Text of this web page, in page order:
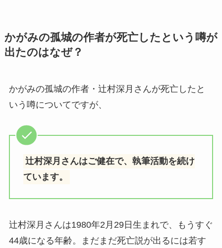
かがみの孤城の作者が死亡したという噂が
出たのはなぜ？
かがみの孤城の作者・辻村深月さんが死亡したと
いう噂についてですが、
辻村深月さんはご健在で、執筆活動を続け
ています。
辻村深月さんは1980年2月29日生まれで、もうすぐ
44歳になる年齢。まだまだ死亡説が出るには若す